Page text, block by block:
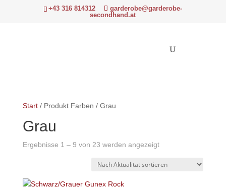
+43 316 814312
garderobe@garderobe-
secondhand.at
Start/ Produkt Farben / Grau
Grau
Ergebnisse 1 – 9 von 23 werden angezeigtNach
sortiert